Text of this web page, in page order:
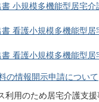
小規模多機能型居宅
看護小規模多機能型
看護小規模多機能型
の情報開示申請について
用のため居宅介護支